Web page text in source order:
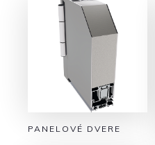
PANELOVÉ DVERE